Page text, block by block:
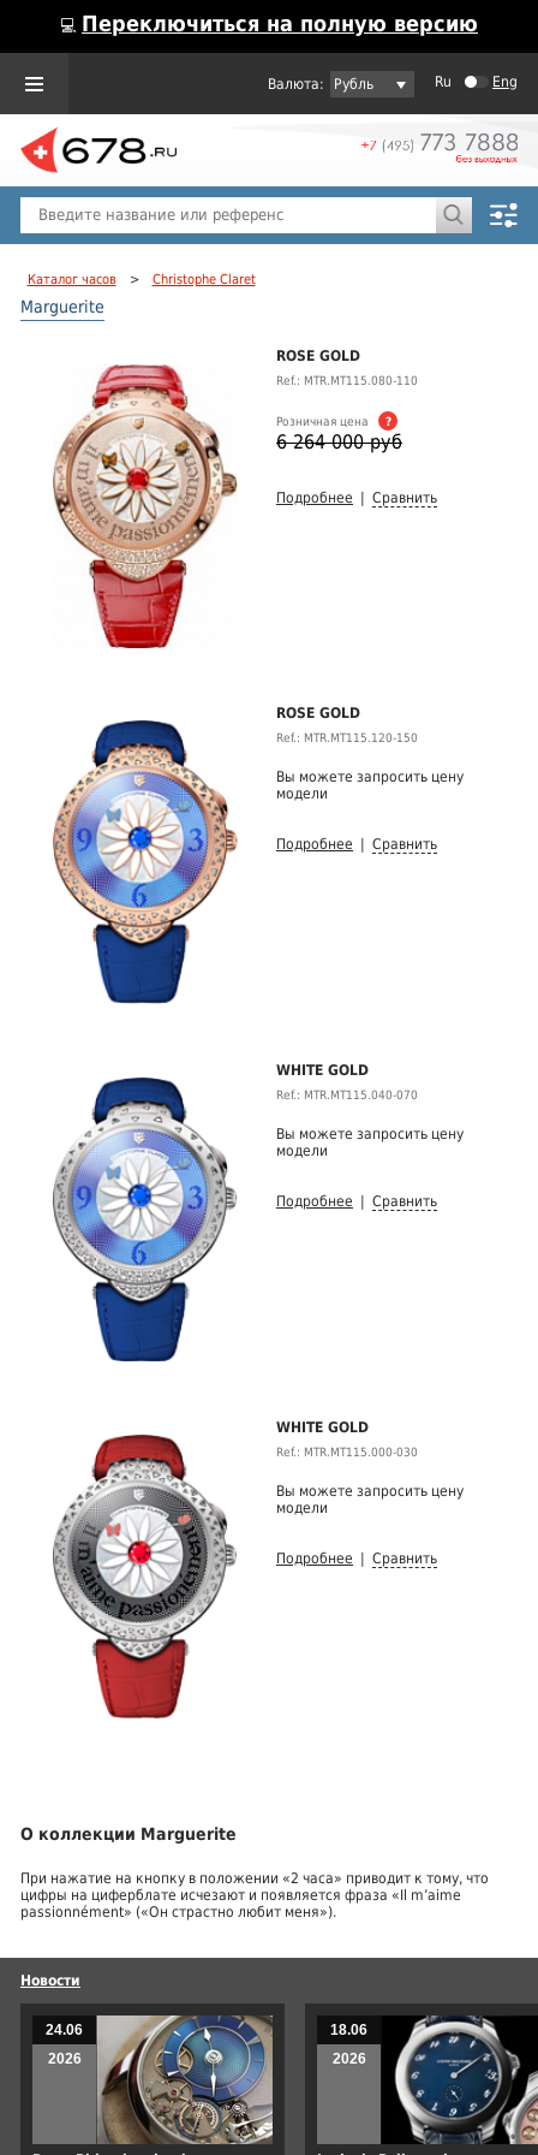
💻 Переключиться на полную версию
Рубль Ru Eng
Каталог часов > Christophe Claret
Marguerite
ROSE GOLD
Ref.: MTR.MT115.080-110
Розничная цена ?
6 264 000 руб
Подробнее Сравнить
ROSE GOLD
Ref.: MTR.MT115.120-150
Вы можете запросить цену
модели
Подробнее Сравнить
WHITE GOLD
Ref.: MTR.MT115.040-070
Вы можете запросить цену
модели
Подробнее Сравнить
WHITE GOLD
Ref.: MTR.MT115.000-030
Вы можете запросить цену
модели
Подробнее Сравнить
О коллекции Marguerite
При нажатие на кнопку в положении «2 часа» приводит к тому, что
цифры на циферблате исчезают и появляется фраза «Il m’aime
passionnément» («Он страстно любит меня»).
Новости
24.06
2026
18.06
2026